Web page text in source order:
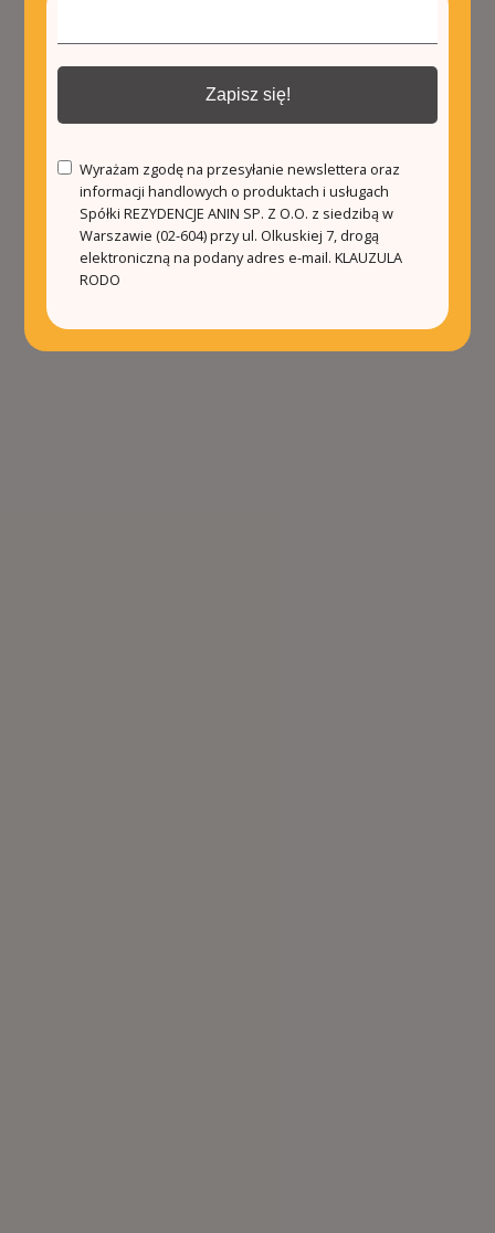
Zapisz się!
Wyrażam zgodę na przesyłanie newslettera oraz
informacji handlowych o produktach i usługach
Spółki REZYDENCJE ANIN SP. Z O.O. z siedzibą w
Warszawie (02-604) przy ul. Olkuskiej 7, drogą
elektroniczną na podany adres e-mail.KLAUZULA
RODO